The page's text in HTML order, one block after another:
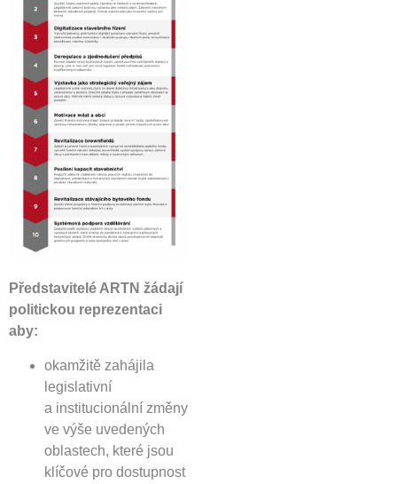
Představitelé ARTN žádají
politickou reprezentaci
aby:
okamžitě zahájila
legislativní
a institucionální změny
ve výše uvedených
oblastech, které jsou
klíčové pro dostupnost